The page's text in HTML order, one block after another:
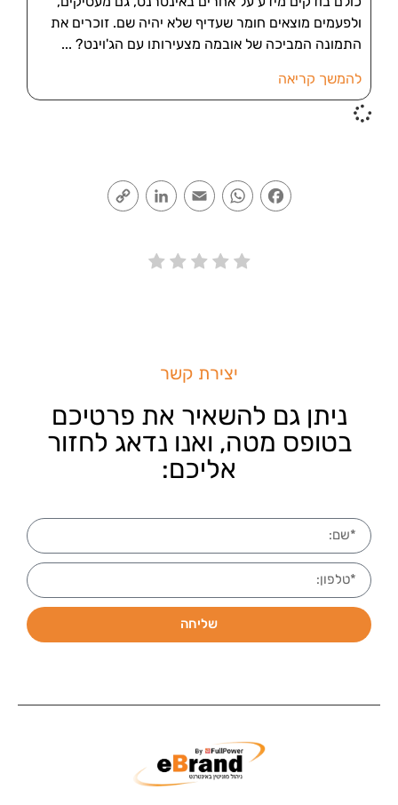
ולפעמים מוצאים חומר שעדיף שלא יהיה שם. זוכרים את
התמונה המביכה של אובמה מצעירותו עם הג'וינט?
להמשך קריאה
Facebook
WhatsApp
Email
LinkedIn
יצירת קשר
ניתן גם להשאיר את פרטיכם
בטופס מטה, ואנו נדאג לחזור
אליכם:
שליחה